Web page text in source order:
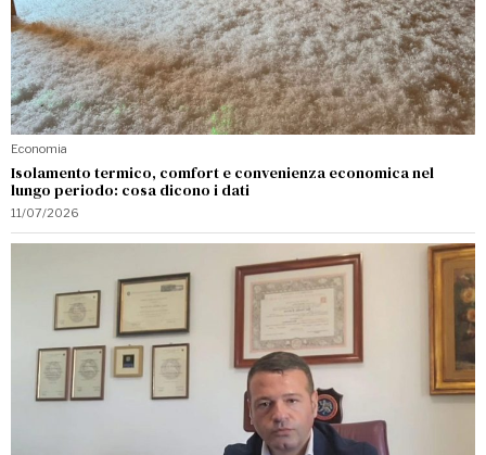
Economia
Isolamento termico, comfort e convenienza economica nel
lungo periodo: cosa dicono i dati
11/07/2026